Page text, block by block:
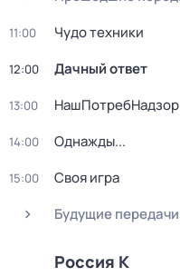
11:00 Чудо техники
12:00 Дачный ответ
13:00 НашПотребНадзор
14:00 Однажды...
15:00
Своя игра
Будущие передачи
Россия К